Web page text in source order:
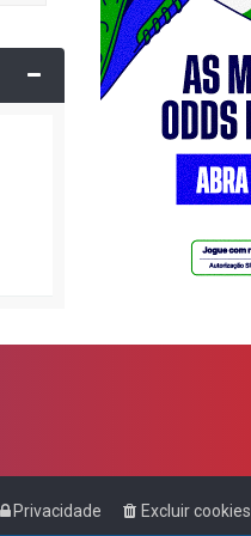
Excluir cookies
Privacidade